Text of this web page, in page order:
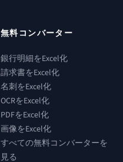
無料コンバーター
銀行明細をExcel化
請求書をExcel化
名刺をExcel化
OCRをExcel化
PDFをExcel化
画像をExcel化
すべての無料コンバーターを
見る